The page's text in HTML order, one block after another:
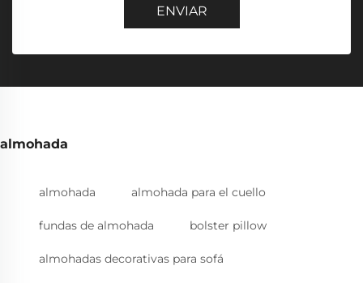
ENVIAR
almohada
almohada almohada para el cuello
fundas de almohada bolster pillow
almohadas decorativas para sofá